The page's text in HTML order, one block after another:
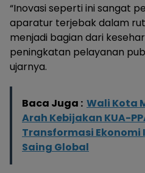
“Inovasi seperti ini sangat
aparatur terjebak dalam
menjadi bagian dari
peningkatan pelayanan
ujarnya.
Baca Juga : Wali Kota
Arah Kebijakan KUA-
Transformasi
Saing Global